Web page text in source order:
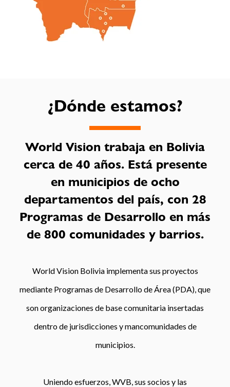
¿Dónde estamos?
World Vision trabaja en Bolivia
cerca de 40 años. Está presente
en municipios de ocho
departamentos del país, con 28
Programas de Desarrollo en más
de 800 comunidades y barrios.
World Vision Bolivia implementa sus proyectos
mediante Programas de Desarrollo de Área (PDA), que
son organizaciones de base comunitaria insertadas
dentro de jurisdicciones y mancomunidades de
municipios.
Uniendo esfuerzos, WVB, sus socios y las